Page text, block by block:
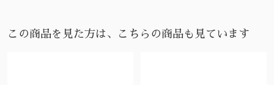
この商品を見た方は、こちらの商品も見ています